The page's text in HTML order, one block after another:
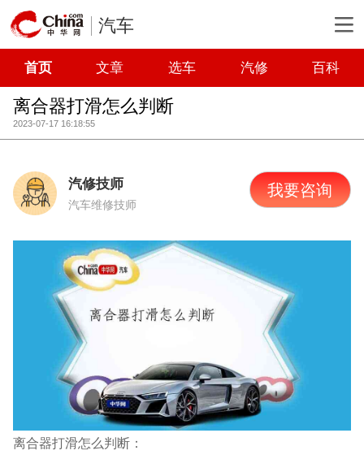
汽车
首页 文章 选车 汽修 百科
离合器打滑怎么判断
2023-07-17 16:18:55
汽修技师
汽车维修技师
我要咨询
离合器打滑怎么判断：